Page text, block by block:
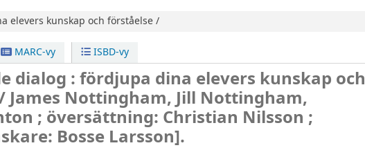
elevers kunskap och förståelse /
MARC-vy ISBD-vy
dialog : fördjupa dina elevers kunskap och
James Nottingham, Jill Nottingham,
; översättning: Christian Nilsson ;
Bosse Larsson].